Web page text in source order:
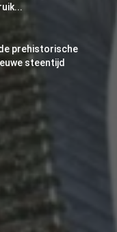
prehistorische
steentijd